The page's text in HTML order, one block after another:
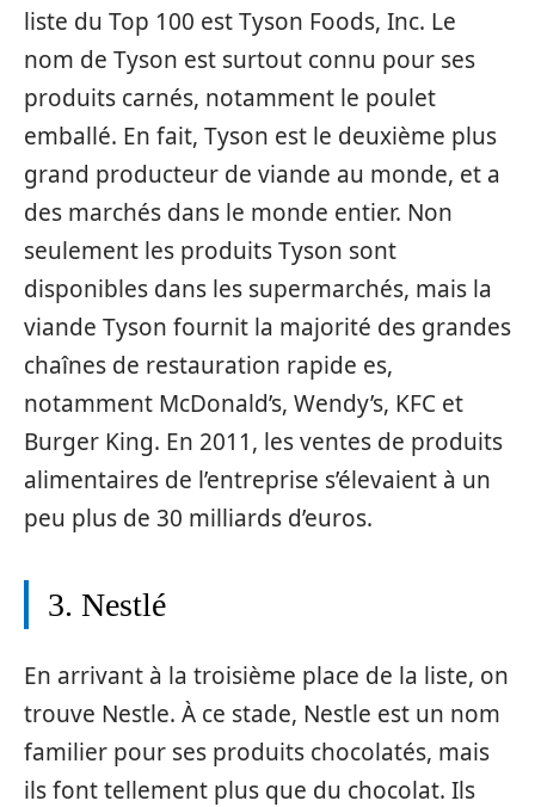
liste du Top 100 est Tyson Foods, Inc. Le
nom de Tyson est surtout connu pour ses
produits carnés, notamment le poulet
emballé. En fait, Tyson est le deuxième plus
grand producteur de viande au monde, et a
des marchés dans le monde entier. Non
seulement les produits Tyson sont
disponibles dans les supermarchés, mais la
viande Tyson fournit la majorité des grandes
chaînes de restauration rapide es,
notamment McDonald’s, Wendy’s, KFC et
Burger King. En 2011, les ventes de produits
alimentaires de l’entreprise s’élevaient à un
peu plus de 30 milliards d’euros.
3. Nestlé
En arrivant à la troisième place de la liste, on
trouve Nestle. À ce stade, Nestle est un nom
familier pour ses produits chocolatés, mais
ils font tellement plus que du chocolat. Ils